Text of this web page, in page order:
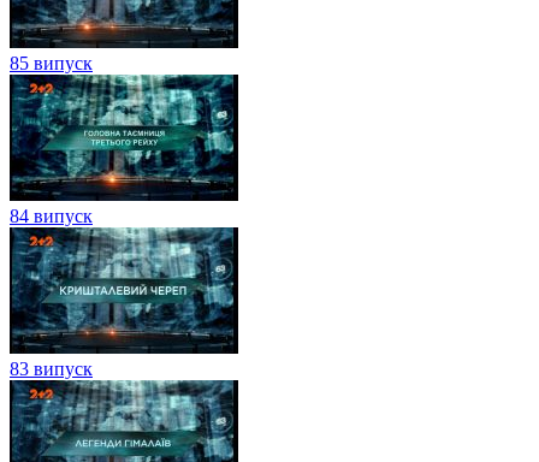
85 випуск
84 випуск
83 випуск